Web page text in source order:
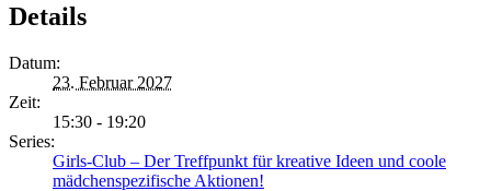
Details
Datum:
23. Februar 2027
Zeit:
15:30 - 19:20
Series:
Girls-Club – Der Treffpunkt für kreative Ideen und coole
mädchenspezifische Aktionen!